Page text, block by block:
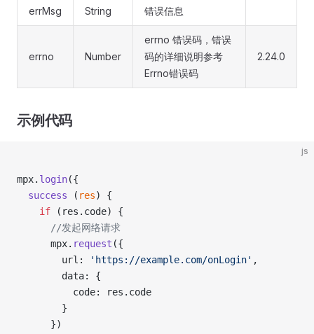
errMsg String 错误信息
errno Number
errno 错误码，错误
码的详细说明参考
Errno错误码
2.24.0
示例代码
js
mpx. login({
  success
( res) {
    if
(res.code) {
      //发起网络请求
      mpx.
request ({
        url:
'https://example.com/onLogin' ,
        data: {
          code: res.code
        }
      })